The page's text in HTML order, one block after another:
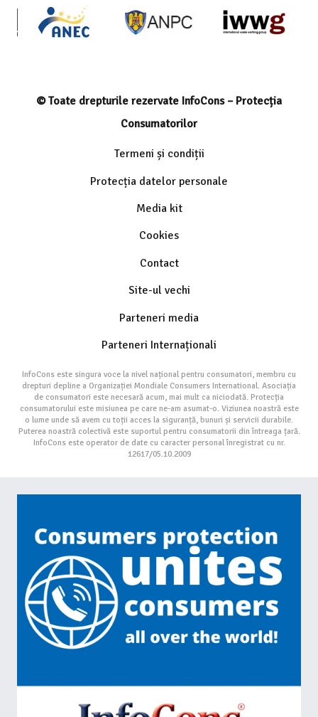
© Toate drepturile rezervate InfoCons – Protecția
Consumatorilor
Termeni și condiții
Protecția datelor personale
Media kit
Cookies
Contact
Site-ul vechi
Parteneri media
Parteneri Internaționali
InfoCons este singura voce la nivel național pentru consumatori, membru cu
drepturi depline a Organizației Mondiale Consumers International. Asociația
de consumatori este necesară acum, mai mult ca niciodată. Protecția
consumatorului este misiunea pe care ne-am asumat-o. Viziunea noastră este
o lume unde să avem cu toții acces la siguranță, bunuri și servicii durabile.
Puterea noastră colectivă este suportul pentru consumatorii din întreaga țară.
InfoCons este operator de date cu caracter personal înregistrat cu nr.
12617/05.10.2009